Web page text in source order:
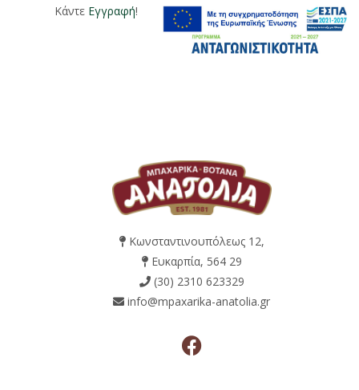
Κάντε Εγγραφή!
ΚάντεΕγγραφή
Κωνσταντινουπόλεως 12,
Ευκαρπία, 564 29
(30) 2310 623329
info@mpaxarika-anatolia.gr